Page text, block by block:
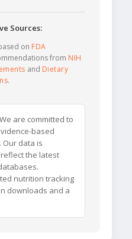
Sources:
on FDA
from NIH
and Dietary
.
We are committed to
based
data is
the latest
nutrition tracking
downloads and a